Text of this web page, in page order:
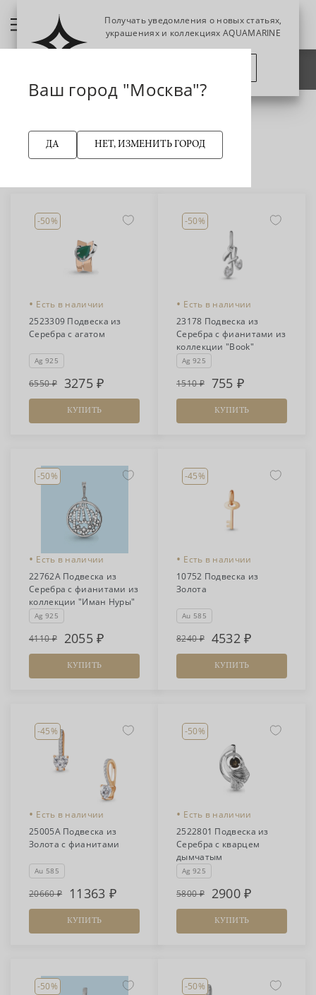
Главная страница Подвеска
ПОДВЕСКА
-50%
• Есть в наличии
2523309 Подвеска из
Серебра с агатом
Ag 925
6550 3275
КУПИТЬ
-50%
• Есть в наличии
23178 Подвеска из
Серебра с фианитами из
коллекции "Book"
Ag 925
1510 755
КУПИТЬ
-50%
• Есть в наличии
22762А Подвеска из
Серебра с фианитами из
коллекции "Иман Нуры"
Ag 925
4110 2055
КУПИТЬ
-45%
• Есть в наличии
10752 Подвеска из
Золота
Au 585
8240 4532
КУПИТЬ
-45%
• Есть в наличии
25005А Подвеска из
Золота с фианитами
Au 585
20660 11363
КУПИТЬ
-50%
• Есть в наличии
2522801 Подвеска из
Серебра с кварцем
дымчатым
Ag 925
5800 2900
КУПИТЬ
-50% -50%
Ваш город "Москва"?
ДА НЕТ, ИЗМЕНИТЬ ГОРОД
Получать уведомления о новых статьях,
украшениях и коллекциях AQUAMARINE